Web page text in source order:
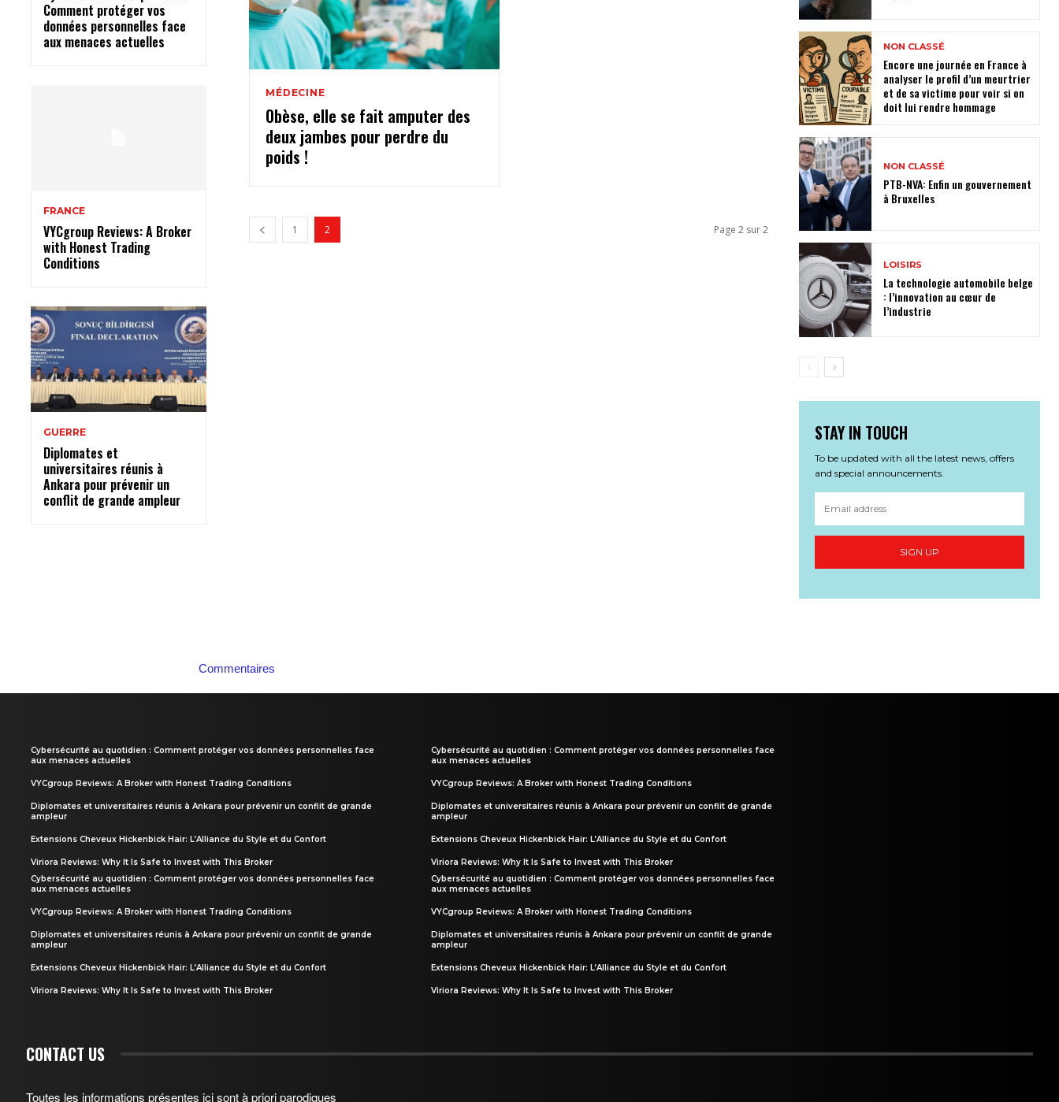
Comment protéger vos
données personnelles face
aux menaces actuelles
FRANCE
VYCgroup Reviews: A Broker
with Honest Trading
Conditions
GUERRE
Diplomates et
universitaires réunis à
Ankara pour prévenir un
conflit de grande ampleur
MÉDECINE
Obèse, elle se fait amputer des
deux jambes pour perdre du
poids !
1 2 Page 2 sur 2
NON CLASSÉ
Encore une journée en France à
analyser le profil d’un meurtrier
et de sa victime pour voir si on
doit lui rendre hommage
NON CLASSÉ
PTB-NVA: Enfin un gouvernement
à Bruxelles
LOISIRS
La technologie automobile belge
: l’innovation au cœur de
l’industrie
STAY IN TOUCH
To be updated with all the latest news, offers
and special announcements.
SIGN UP
Commentaires
Cybersécurité au quotidien : Comment protéger vos données personnelles face
aux menaces actuelles
VYCgroup Reviews: A Broker with Honest Trading Conditions
Diplomates et universitaires réunis à Ankara pour prévenir un conflit de grande
ampleur
Extensions Cheveux Hickenbick Hair: L’Alliance du Style et du Confort
Viriora Reviews: Why It Is Safe to Invest with This Broker
Cybersécurité au quotidien : Comment protéger vos données personnelles face
aux menaces actuelles
VYCgroup Reviews: A Broker with Honest Trading Conditions
Diplomates et universitaires réunis à Ankara pour prévenir un conflit de grande
ampleur
Extensions Cheveux Hickenbick Hair: L’Alliance du Style et du Confort
Viriora Reviews: Why It Is Safe to Invest with This Broker
Cybersécurité au quotidien : Comment protéger vos données personnelles face
aux menaces actuelles
VYCgroup Reviews: A Broker with Honest Trading Conditions
Diplomates et universitaires réunis à Ankara pour prévenir un conflit de grande
ampleur
Extensions Cheveux Hickenbick Hair: L’Alliance du Style et du Confort
Viriora Reviews: Why It Is Safe to Invest with This Broker
Cybersécurité au quotidien : Comment protéger vos données personnelles face
aux menaces actuelles
VYCgroup Reviews: A Broker with Honest Trading Conditions
Diplomates et universitaires réunis à Ankara pour prévenir un conflit de grande
ampleur
Extensions Cheveux Hickenbick Hair: L’Alliance du Style et du Confort
Viriora Reviews: Why It Is Safe to Invest with This Broker
CONTACT US
Toutes les informations présentes ici sont à priori parodiques